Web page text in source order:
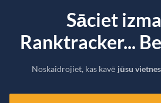
Sāciet
Ranktracker...
Noskaidrojiet, kas kavē jūsu vietnes